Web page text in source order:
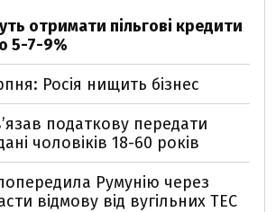
отримати пільгові кредити
5-7-9%
Росія нищить бізнес
податкову передати
чоловіків 18-60 років
Румунію через
відмову від вугільних ТЕС